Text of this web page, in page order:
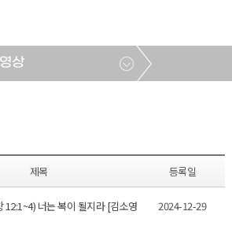
상
제목 등록일
12:1~4) 너는 복이 될지라 [김소영
2024-12-29